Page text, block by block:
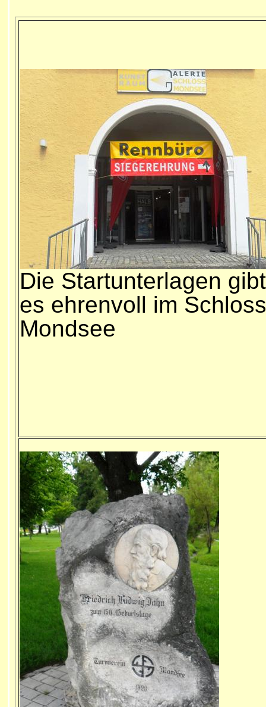
Die Startunterlagen gibt
es ehrenvoll im Schloss
Mondsee